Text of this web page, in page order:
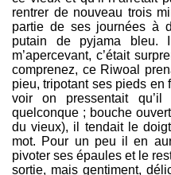
rentrer de nouveau trois
partie de ses journées à
putain de pyjama bleu.
m’apercevant, c’était
comprenez, ce Riwoal
pieu, tripotant ses pieds en
voir on pressentait qu’il
quelconque ; bouche
du vieux), il tendait le
mot. Pour un peu il en
pivoter ses épaules et le
sortie, mais gentiment,